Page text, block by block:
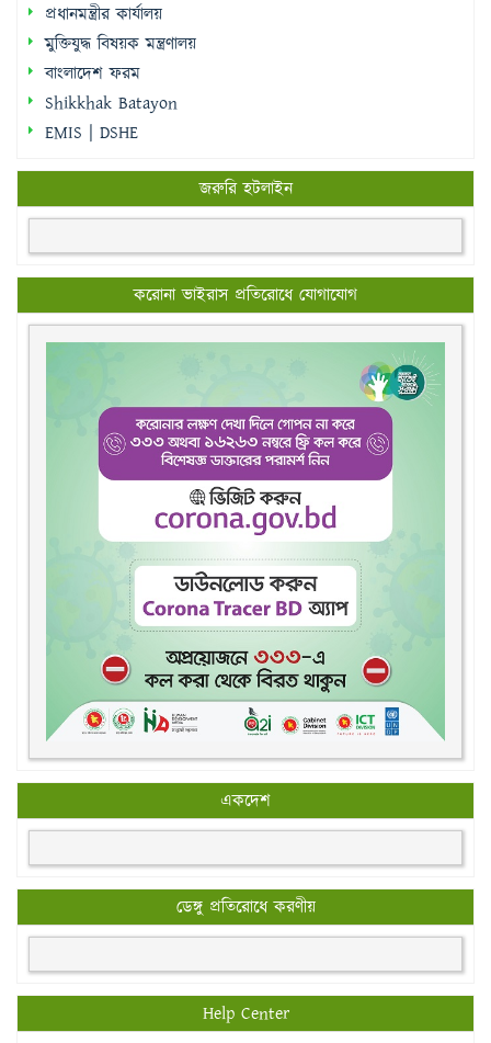
প্রধানমন্ত্রীর কার্যালয়
মুক্তিযুদ্ধ বিষয়ক মন্ত্রণালয়
বাংলাদেশ ফরম
Shikkhak Batayon
EMIS | DSHE
জরুরি হটলাইন
করোনা ভাইরাস প্রতিরোধে যোগাযোগ
একদেশ
ডেঙ্গু প্রতিরোধে করণীয়
Help Center